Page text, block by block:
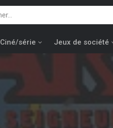
Ciné/série Jeux de société